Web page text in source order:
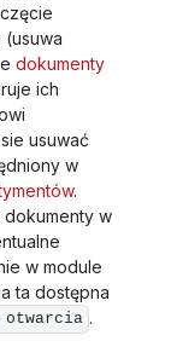
dokumenty
ich
usuwać
w
.
dokumenty w
w module
ta dostępna
otwarcia .